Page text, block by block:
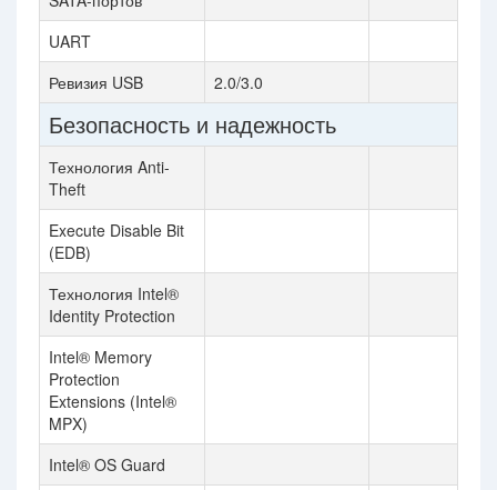
UART
Ревизия USB
2.0/3.0
Безопасность и надежность
Технология Anti-
Theft
Execute Disable Bit
(EDB)
Технология Intel®
Identity Protection
Intel® Memory
Protection
Extensions (Intel®
MPX)
Intel® OS Guard